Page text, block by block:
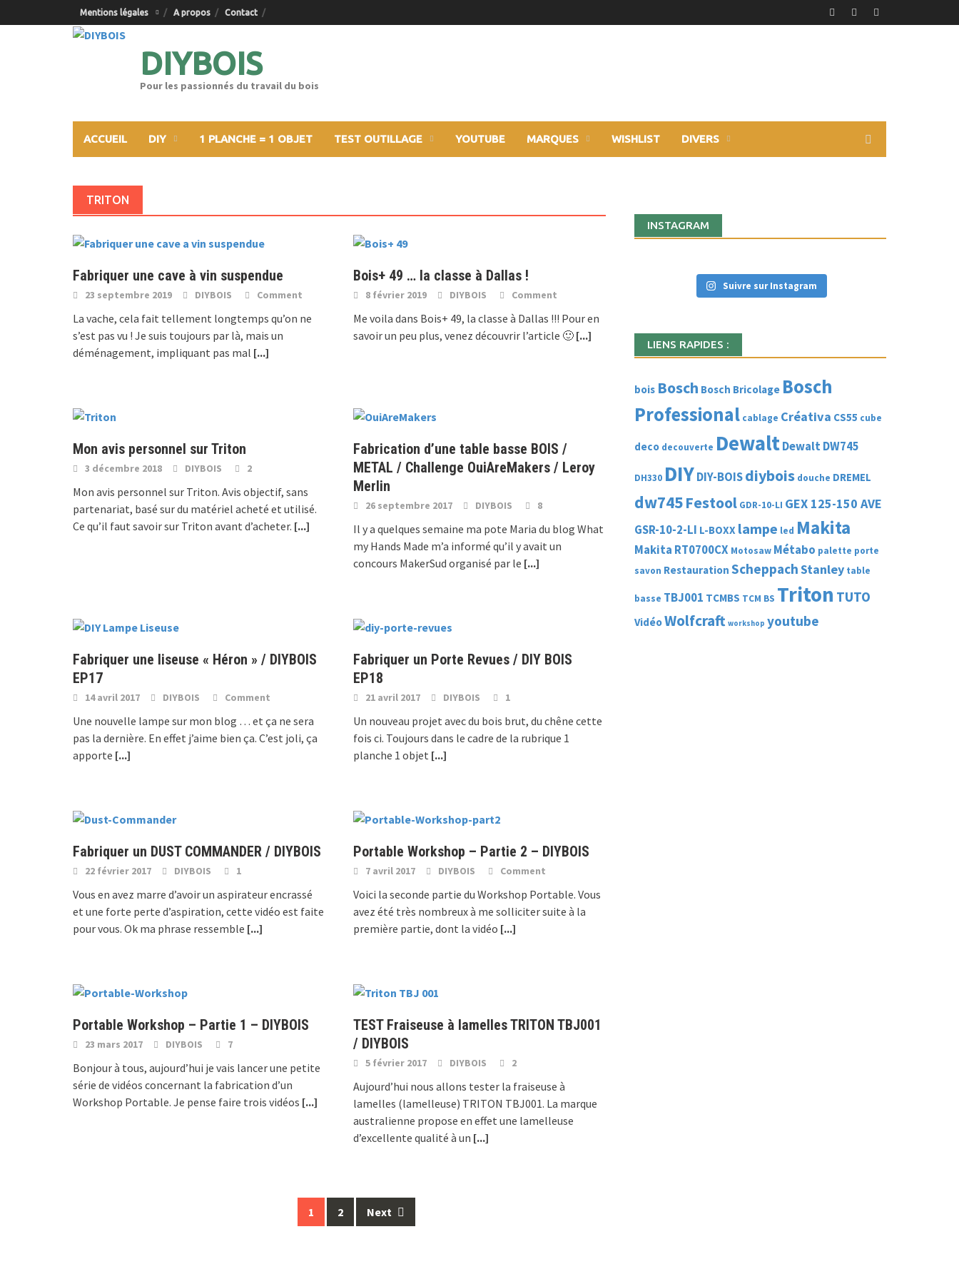
to
Mentions légales A propos Contact
DIYBOIS
Pour les passionnés du travail du bois
ACCUEIL DIY 1 PLANCHE = 1 OBJET TEST OUTILLAGE YOUTUBE MARQUES WISHLIST DIVERS
TRITON
Fabriquer une cave à vin suspendue
23 septembre 2019 DIYBOIS Comment
La vache, cela fait tellement longtemps qu’on ne
s’est pas vu ! Je suis toujours par là, mais un
déménagement, impliquant pas mal [...]
Bois+ 49 … la classe à Dallas !
8 février 2019 DIYBOIS Comment
Me voila dans Bois+ 49, la classe à Dallas !!! Pour en
savoir un peu plus, venez découvrir l’article 🙂 [...]
Mon avis personnel sur Triton
3 décembre 2018 DIYBOIS 2
Mon avis personnel sur Triton. Avis objectif, sans
partenariat, basé sur du matériel acheté et utilisé.
Ce qu’il faut savoir sur Triton avant d’acheter. [...]
Fabrication d’une table basse BOIS /
METAL / Challenge OuiAreMakers / Leroy
Merlin
26 septembre 2017 DIYBOIS 8
Il y a quelques semaine ma pote Maria du blog What
my Hands Made m’a informé qu’il y avait un
concours MakerSud organisé par le [...]
Fabriquer une liseuse « Héron » / DIYBOIS
EP17
14 avril 2017 DIYBOIS Comment
Une nouvelle lampe sur mon blog … et ça ne sera
pas la dernière. En effet j’aime bien ça. C’est joli, ça
apporte [...]
Fabriquer un Porte Revues / DIY BOIS
EP18
21 avril 2017 DIYBOIS 1
Un nouveau projet avec du bois brut, du chêne cette
fois ci. Toujours dans le cadre de la rubrique 1
planche 1 objet [...]
Fabriquer un DUST COMMANDER / DIYBOIS
22 février 2017 DIYBOIS 1
Vous en avez marre d’avoir un aspirateur encrassé
et une forte perte d’aspiration, cette vidéo est faite
pour vous. Ok ma phrase ressemble [...]
Portable Workshop – Partie 2 – DIYBOIS
7 avril 2017 DIYBOIS Comment
Voici la seconde partie du Workshop Portable. Vous
avez été très nombreux à me solliciter suite à la
première partie, dont la vidéo [...]
Portable Workshop – Partie 1 – DIYBOIS
23 mars 2017 DIYBOIS 7
Bonjour à tous, aujourd’hui je vais lancer une petite
série de vidéos concernant la fabrication d’un
Workshop Portable. Je pense faire trois vidéos [...]
TEST Fraiseuse à lamelles TRITON TBJ001
/ DIYBOIS
5 février 2017 DIYBOIS 2
Aujourd’hui nous allons tester la fraiseuse à
lamelles (lamelleuse) TRITON TBJ001. La marque
australienne propose en effet une lamelleuse
d’excellente qualité à un [...]
1 2 Next
INSTAGRAM
Suivre sur Instagram
LIENS RAPIDES :
bois Bosch Bosch Bricolage Bosch
Professional cablage Créativa CS55 cube
deco decouverte Dewalt Dewalt DW745
DH330 DIY DIY-BOIS diybois douche DREMEL
dw745Festool GDR-10-LI GEX 125-150 AVE
GSR-10-2-LI L-BOXX lampe led Makita
Makita RT0700CX Motosaw Métabo palette porte
savon Restauration ScheppachStanley table
basse TBJ001 TCMBS TCM BS Triton TUTO
VidéoWolfcraft workshop youtube